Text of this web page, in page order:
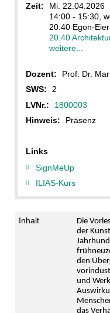
Zeit:
Mi. 22.04.2026
14:00 - 15:30,
20.40 Egon-
20.40
weitere...
Dozent:
Prof. Dr.
SWS:
2
LVNr.:
1800003
Hinweis:
Präsenz
Links
SignMeUp
ILIAS-Kurs
Inhalt
Die
der
den
und
das